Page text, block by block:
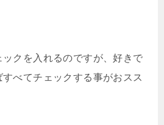
クを入れるのですが、好きで
べてチェックする事がおスス